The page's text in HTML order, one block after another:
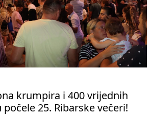
krumpira i 400 vrijednih
25. Ribarske večeri!